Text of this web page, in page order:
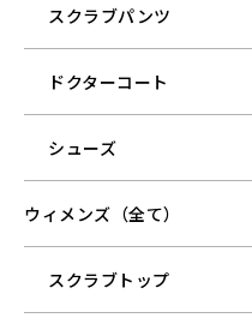
スクラブパンツ
ドクターコート
シューズ
ウィメンズ（全て）
スクラブトップ